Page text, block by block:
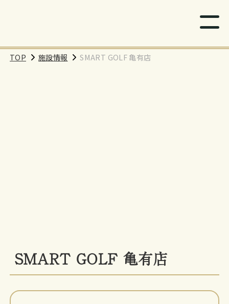
TOP 施設情報 SMART GOLF 亀有店
SMART GOLF 亀有店